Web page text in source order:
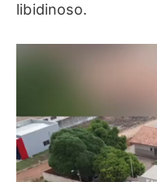
libidinoso.